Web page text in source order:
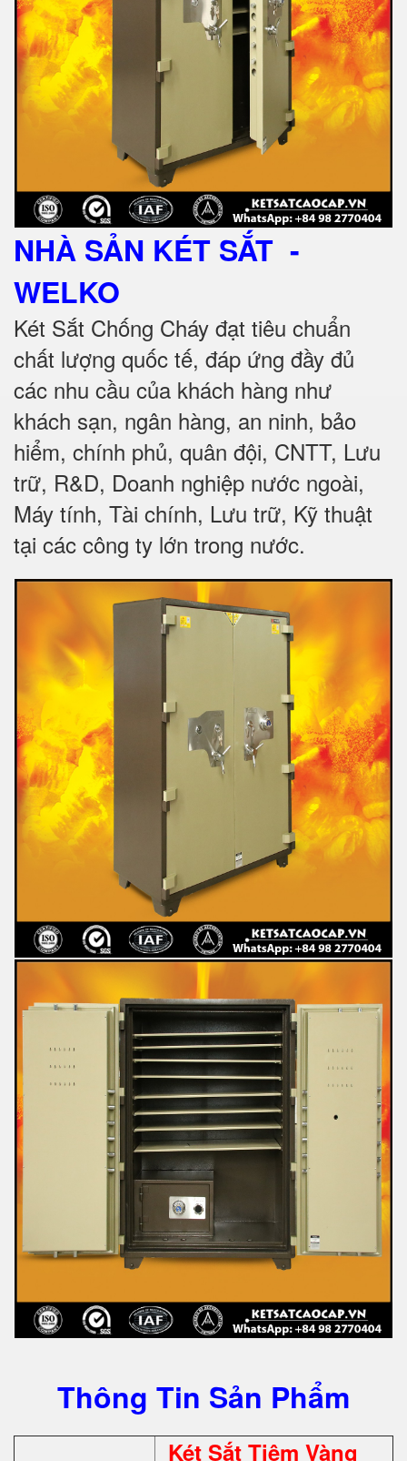
NHÀ SẢN KÉT SẮT -
WELKO
Két Sắt Chống Cháy đạt tiêu chuẩn
chất lượng quốc tế, đáp ứng đầy đủ
các nhu cầu của khách hàng như
khách sạn, ngân hàng, an ninh, bảo
hiểm, chính phủ, quân đội, CNTT, Lưu
trữ, R&D, Doanh nghiệp nước ngoài,
Máy tính, Tài chính, Lưu trữ, Kỹ thuật
tại các công ty lớn trong nước.
Thông Tin Sản Phẩm
Két Sắt Tiệm Vàng